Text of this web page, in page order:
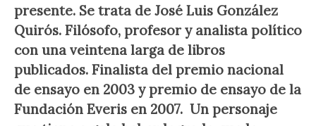
presente. Se trata de José Luis González
Quirós. Filósofo, profesor y analista político
con una veintena larga de libros
publicados. Finalista del premio nacional
de ensayo en 2003 y premio de ensayo de la
Fundación Everis en 2007. Un personaje